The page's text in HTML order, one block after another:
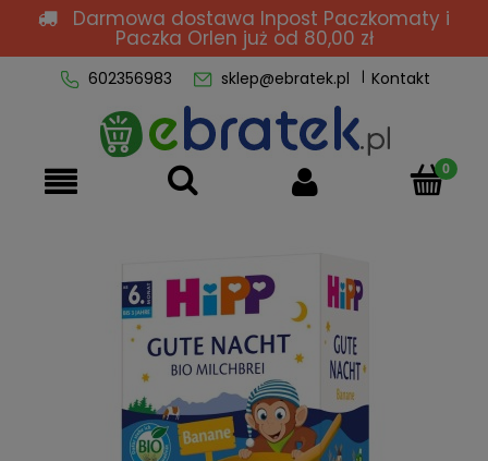
Darmowa dostawa Inpost Paczkomaty i
Paczka Orlen już od 80,00 zł
602356983 sklep@ebratek.pl Kontakt